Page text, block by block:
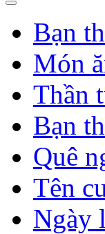
Bạn
Món
Thần
Bạn
Quê
Tên
Ngày